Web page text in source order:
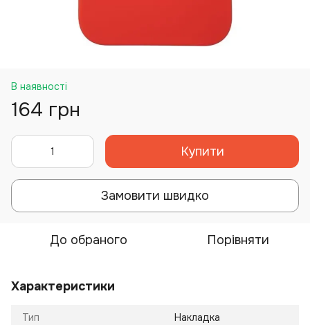
В наявності
164 грн
Купити
Замовити швидко
До обраного Порівняти
Характеристики
Тип Накладка